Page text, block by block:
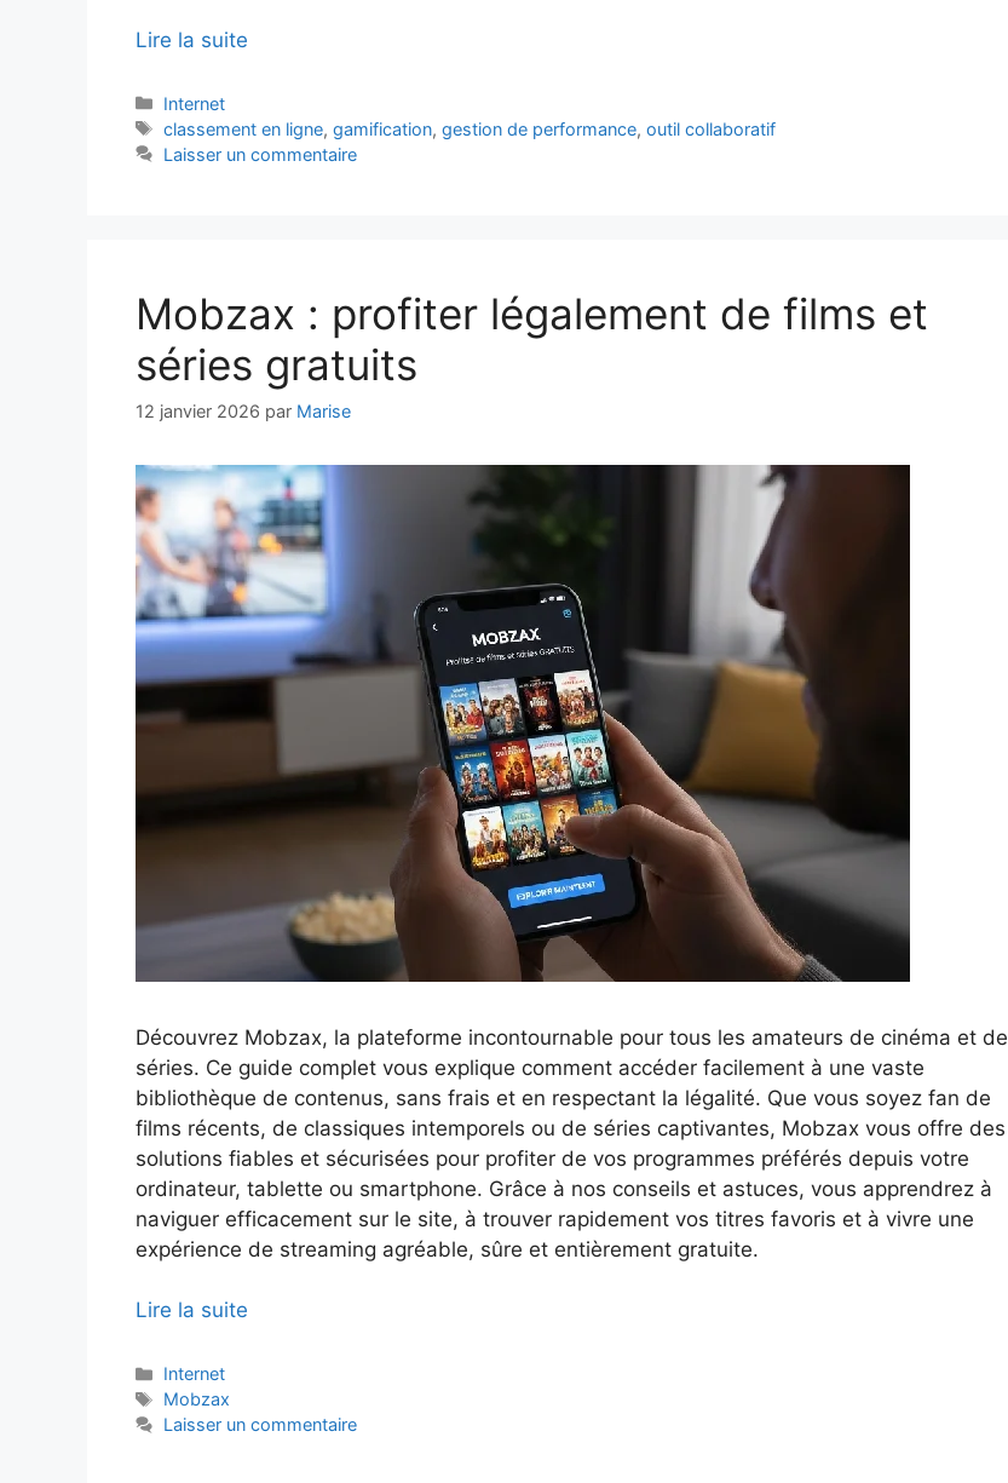
Lire la suite
Catégories
Internet
Étiquettes
classement en ligne,gamification,gestion de performance,outil collaboratif
Laisser un commentaire
Mobzax : profiter légalement de films et
séries gratuits
12 janvier 2026 par Marise
Découvrez Mobzax, la plateforme incontournable pour tous les amateurs de cinéma et de
séries. Ce guide complet vous explique comment accéder facilement à une vaste
bibliothèque de contenus, sans frais et en respectant la légalité. Que vous soyez fan de
films récents, de classiques intemporels ou de séries captivantes, Mobzax vous offre des
solutions fiables et sécurisées pour profiter de vos programmes préférés depuis votre
ordinateur, tablette ou smartphone. Grâce à nos conseils et astuces, vous apprendrez à
naviguer efficacement sur le site, à trouver rapidement vos titres favoris et à vivre une
expérience de streaming agréable, sûre et entièrement gratuite.
Lire la suite
Catégories
Internet
Étiquettes
Mobzax
Laisser un commentaire